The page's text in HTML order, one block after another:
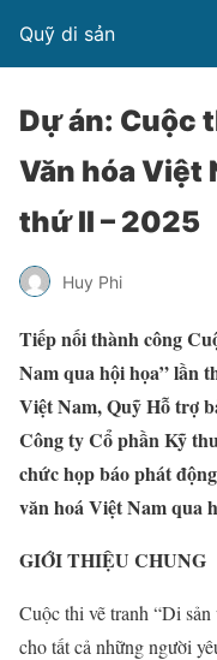
Quỹ di sản
Dự án: Cuộc
Văn hóa Việt
thứ II – 2025
Huy Phi
Tiếp nối thành công
Nam qua hội họa” lần
Việt Nam, Quỹ Hỗ trợ
Công ty Cổ phần Kỹ
chức họp báo phát
văn hoá Việt Nam qua
GIỚI THIỆU CHUNG
Cuộc thi vẽ tranh “Di
cho tất cả những người